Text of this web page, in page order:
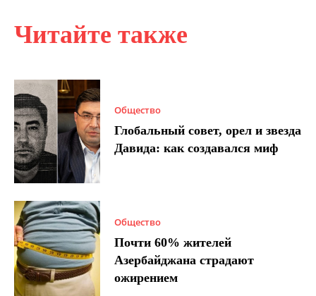
Читайте также
Общество
Глобальный совет, орел и звезда
Давида: как создавался миф
Общество
Почти 60% жителей
Азербайджана страдают
ожирением